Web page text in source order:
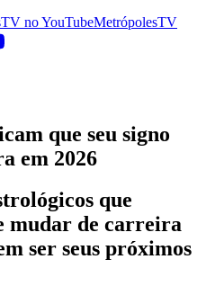
noYouTubeMetrópolesTV
que seu signo
em 2026
que
mudar de carreira
ser seus próximos